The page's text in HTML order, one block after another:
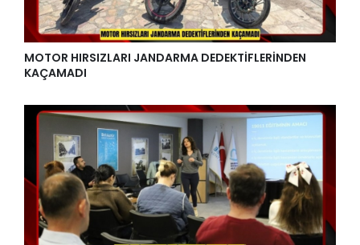
MOTOR HIRSIZLARI JANDARMA DEDEKTİFLERİNDEN
KAÇAMADI